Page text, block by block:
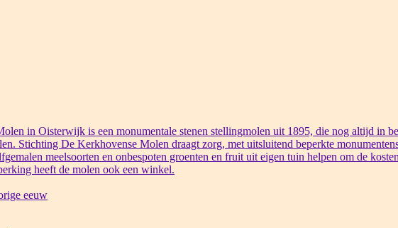
in Oisterwijk is een monumentale stenen stellingmolen uit 1895, die nog altijd in
Stichting De Kerkhovense Molen draagt zorg, met uitsluitend beperkte
meelsoorten en onbespoten groenten en fruit uit eigen tuin helpen om de
heeft de molen ook een winkel.
eeuw